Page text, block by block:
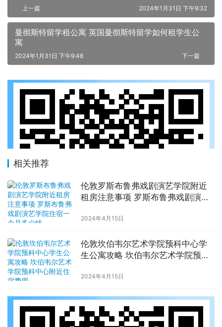
上一篇 2024年1月31日 下午9:32
曼彻斯特留学租公寓 英国曼彻斯特留学如何租学生公
寓
下一篇
2024年1月31日 下午9:48
相关推荐
伦敦罗斯布鲁弗戏剧演艺学院附近
租房注意事项 罗斯布鲁弗戏剧演艺
2024年4月15日
伦敦坎伯韦尔艺术学院预科中心学
生公寓攻略 坎伯韦尔艺术学院预科
2024年4月15日